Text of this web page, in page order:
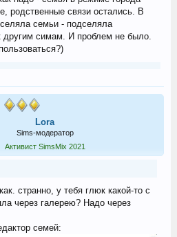
родственные связи остались. В
семьи - подселяла
другим симам. И проблем не было.
Lora
Sims-модератор
Активист SimsMix 2021
странно, у тебя глюк какой-то с
через галерею? Надо через
семей: